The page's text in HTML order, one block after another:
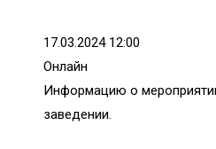
17.03.2024 12:00
Онлайн
Информацию о
заведении.